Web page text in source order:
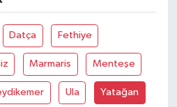
Datça Fethiye
Marmaris Menteşe
Ula Yatağan